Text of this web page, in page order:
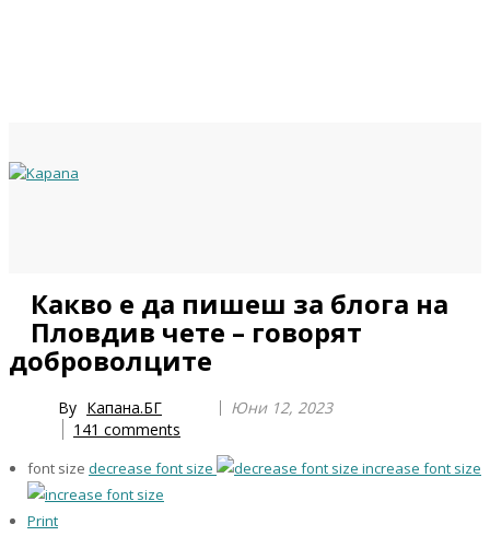
Какво е да пишеш за блога на
Пловдив чете – говорят
доброволците
By Капана.БГ
Юни 12, 2023
141 comments
font size decrease font size increase font size
Print
Year
Month
Year
Month